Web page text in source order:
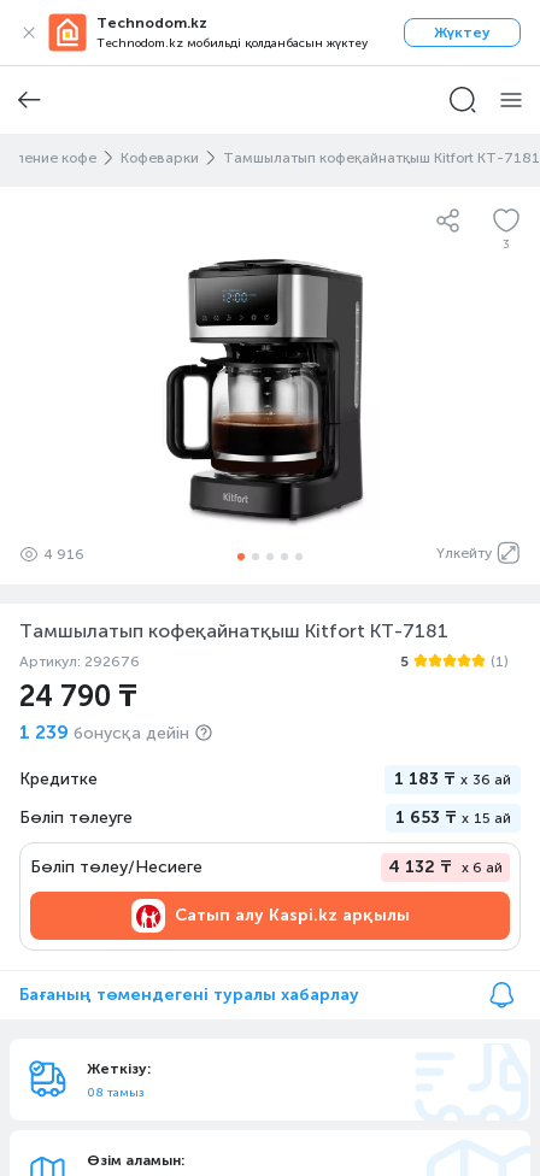
Technodom.kz
Technodom.kz мобильді қолданбасын жүктеу
Жүктеу
кофе Кофеварки Тамшылатып кофеқайнатқыш Kitfort KT-7181
3
Үлкейту
4 916
Тамшылатып кофеқайнатқыш Kitfort KT-7181
Артикул: 292676 5 (1)
24 790 ₸
1 239 бонусқа дейін
Кредитке 1 183 ₸ x 36 ай
Бөліп төлеуге 1 653 ₸ x 15 ай
Бөліп төлеу/Несиеге 4 132 ₸ x 6 ай
Сатып алуKaspi.kz арқылы
Бағаның төмендегені туралы хабарлау
Жеткізу:
08 тамыз
Өзім аламын: